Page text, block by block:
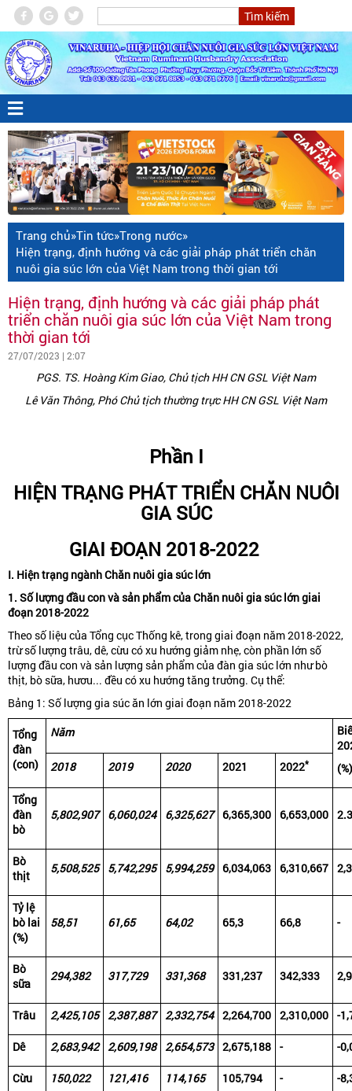
Trang chủ»Tin tức»Trong nước»
Hiện trạng, định hướng và các giải pháp phát triển chăn
nuôi gia súc lớn của Việt Nam trong thời gian tới
Hiện trạng, định hướng và các giải pháp phát
triển chăn nuôi gia súc lớn của Việt Nam trong
thời gian tới
27/07/2023 | 2:07
PGS. TS. Hoàng Kim Giao, Chủ tịch HH CN GSL Việt Nam
Lê Văn Thông, Phó Chủ tịch thường trực HH CN GSL Việt Nam
Phần I
HIỆN TRẠNG PHÁT TRIỂN CHĂN NUÔI
GIA SÚC
GIAI ĐOẠN 2018-2022
I. Hiện trạng ngành Chăn nuôi gia súc lớn
1. Số lượng đầu con và sản phẩm của Chăn nuôi gia súc lớngiai
đoạn 2018-2022
Theo số liệu của Tổng cục Thống kê, trong giai đoạn năm 2018-2022,
trừ số lượng trâu, dê, cừu có xu hướng giảm nhẹ, còn phần lớn số
lượng đầu con và sản lượng sản phẩm của đàn gia súc lớn như bò
thịt, bò sữa, hươu... đều có xu hướng tăng trưởng. Cụ thể:
Bảng 1: Số lượng gia súc ăn lớn giai đoạn năm 2018-2022
Tổng
đàn
(con)
Năm
(%)
2018 2019 2020 2021 2022*
Tổng
đàn
bò
5,802,907 6,060,024 6,325,627 6,365,300 6,653,000
Bò
thịt
5,508,525 5,742,295 5,994,259 6,034,063 6,310,667
Tỷ lệ
bò lai
(%)
58,51 61,65 64,02 65,3 66,8 -
Bò
sữa
294,382 317,729 331,368 331,237 342,333
Trâu 2,425,105 2,387,887 2,332,754 2,264,700 2,310,000 -
Dê 2,683,942 2,609,198 2,654,573 2,675,188 - -
Cừu 150,022 121,416 114,165 105,794 - -